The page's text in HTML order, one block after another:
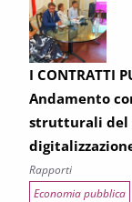
I CONTRATTI
Andamento
strutturali del
Rapporti
Economia pubblica